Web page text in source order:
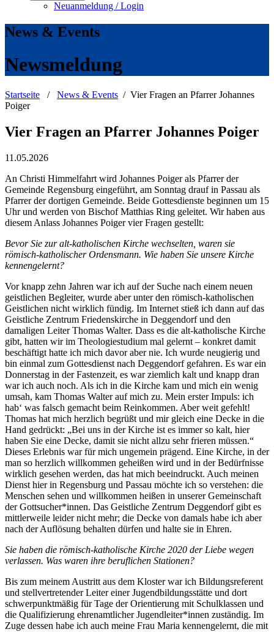
Neuanmeldung / Login
News & Events
Newsmeldung
Startseite / News & Events / Vier Fragen an Pfarrer Johannes
Poiger
Vier Fragen an Pfarrer Johannes Poiger
11.05.2026
An Christi Himmelfahrt wird Johannes Poiger als Pfarrer der
Gemeinde Regensburg eingeführt, am Sonntag drauf in Passau als
Pfarrer der dortigen Gemeinde. Beide Gottesdienste beginnen um 15
Uhr und werden von Bischof Matthias Ring geleitet. Wir haben aus
diesem Anlass Johannes Poiger vier Fragen gestellt:
Bevor Sie zur alt-katholischen Kirche wechselten, waren sie
römisch-katholischer Ordensmann. Wie haben Sie unsere Kirche
kennengelernt?
Vor knapp zehn Jahren war ich auf der Suche nach einem neuen
geistlichen Begleiter, wurde aber unter den römisch-katholischen
Geistlichen nicht wirklich fündig. Im Internet stieß ich dann auf das
Geistliche Zentrum Friedenskirche in Deggendorf und den
damaligen Leiter Thomas Walter. Dass es die alt-katholische Kirche
gibt, hatten wir im Theologiestudium mal gelernt – konkret damit
beschäftigt hatte ich mich davor aber nie. Ich wurde neugierig und
bin einmal zum Gottesdienst nach Deggendorf gefahren. Es war ein
Donnerstag in der Fastenzeit, es war ziemlich kalt und knapp dran
war ich auch noch. Als ich in die Kirche kam und mich ein wenig
umsah, kam Thomas Walter auf mich zu. Mein erster Impuls: ich
hab‘ was falsch gemacht beim Reinkommen. Aber weit gefehlt!
Thomas hat mich herzlich begrüßt und mir gleich eine Decke in die
Hand gedrückt: „Bei uns in der Kirche ist es immer so kalt, hier
haben Sie eine Decke, damit sie nicht allzu sehr frieren müssen.“
Dieses Erlebnis war für mich ungemein prägend. Eine Kirche, in der
man so herzlich willkommen geheißen wird und in der Bedürfnisse
wirklich gesehen werden, das hat mich beeindruckt. Auch meinen
Dienst hier in Regensburg und Passau möchte ich so verstehen: die
Menschen sehen und willkommen heißen in unserer Gemeinschaft
der Gottsucher*innen. Das Geistliche Zentrum Deggendorf gibt es
mittlerweile leider nicht mehr; die Decke von damals habe ich aber
nach der Auflösung behalten dürfen und halte sie in Ehren.
Sie haben die römisch-katholische Kirche 2020 der Liebe wegen
verlassen. Was waren ihre beruflichen Stationen?
Bis zum meinem Austritt aus dem Kloster war ich Bildungsreferent
und stellvertretender Leiter einer Jugendbildungsstätte und dort
schwerpunktmäßig für Tage der Orientierung mit Schulklassen und
die Qualifizierung ehrenamtlicher Jugendleiter*innen zuständig. Im
Zuge dessen habe ich auch meine Frau Maria kennengelernt, die mit